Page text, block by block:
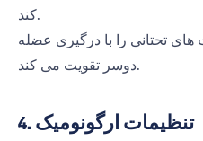
کند.
تحتانی را با درگیری عضله
دوسر تقویت می کند.
4. تنظیمات ارگونومیک